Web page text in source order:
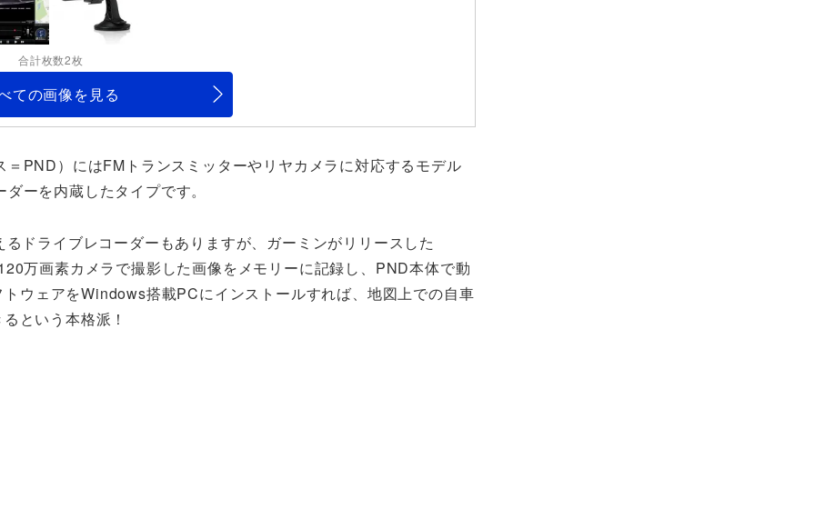
合計枚数2枚
ての画像を見る
PND）にはFMトランスミッターやリヤカメラに対応するモデル
ーを内蔵したタイプです。
ドライブレコーダーもありますが、ガーミンがリリースした
万画素カメラで撮影した画像をメモリーに記録し、PND本体で動
ウェアをWindows搭載PCにインストールすれば、地図上での自車
という本格派！